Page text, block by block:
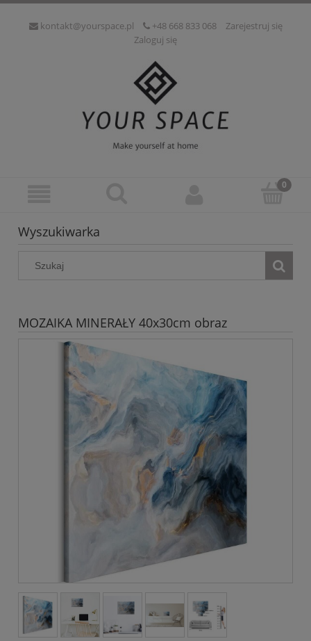
kontakt@yourspace.pl +48 668 833 068
Zarejestruj się
Zaloguj się
Wyszukiwarka
MOZAIKA MINERAŁY 40x30cm obraz